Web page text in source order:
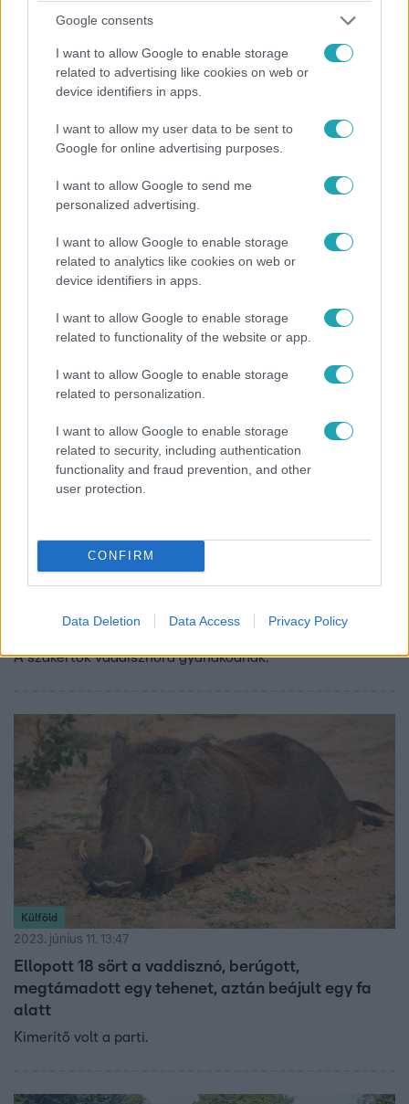
Google consents
I want to allow Google to enable storage
related to advertising like cookies on web or
device identifiers in apps.
I want to allow my user data to be sent to
Google for online advertising purposes.
I want to allow Google to send me
personalized advertising.
I want to allow Google to enable storage
related to analytics like cookies on web or
device identifiers in apps.
I want to allow Google to enable storage
related to functionality of the website or app.
I want to allow Google to enable storage
related to personalization.
I want to allow Google to enable storage
related to security, including authentication
functionality and fraud prevention, and other
user protection.
CONFIRM
Data Deletion Data Access Privacy Policy
2023. július 22. 17:09
Rettegésben tartotta Berlint és hajtóvadászat
egy vaddisznó volt
környékén kóborló állat, ami után hajtóvadászatot
indítottak a német főváros közelében. Az akcióban több
mint 200 rendőr, állatorvosok és vadászok vettek részt,
hőkamerákat, drónokat, sőt még helikoptert is bevetettek.
Mivel oroszlánra utaló nyomot nem találtak, a keresést
oroszlán, hanem vaddisznó
A szakértők vaddisznóra gyanakodnak.
Külföld
2023. június 11. 13:47
Ellopott 18 sört a vaddisznó, berúgott,
megtámadott egy tehenet, aztán beájult egy fa
alatt
Kimerítő volt a parti.